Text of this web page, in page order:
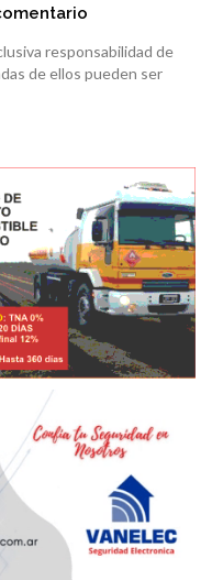
responsabilidad de
de ellos pueden ser